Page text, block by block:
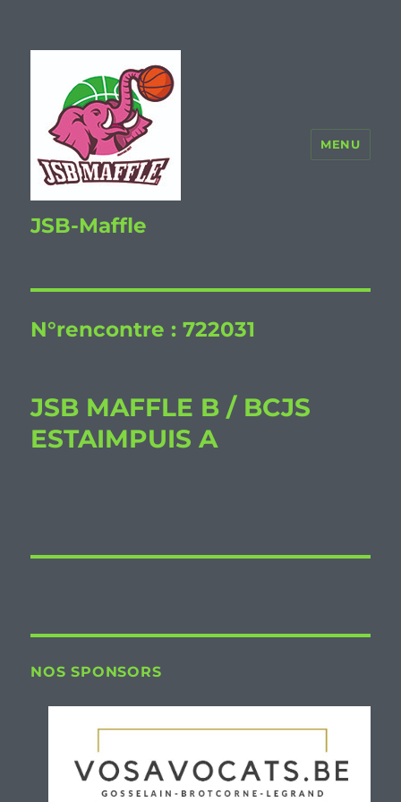
JSB-Maffle
MENU
N°rencontre :722031
JSB MAFFLE B / BCJS
ESTAIMPUIS A
NOS SPONSORS